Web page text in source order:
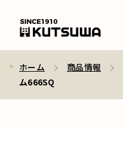
ホーム 商品情報
ム666SQ